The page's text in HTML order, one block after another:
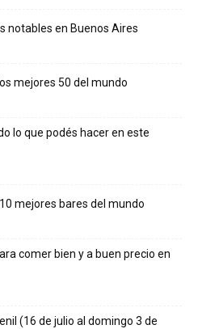
notables en Buenos Aires
mejores 50 del mundo
lo que podés hacer en este
mejores bares del mundo
comer bien y a buen precio en
(16 de julio al domingo 3 de